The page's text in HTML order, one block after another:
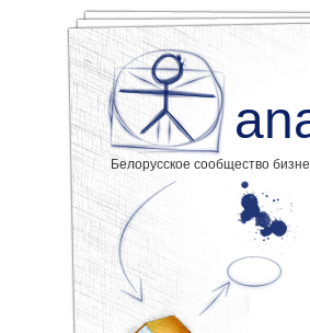
Белорусское сообщество